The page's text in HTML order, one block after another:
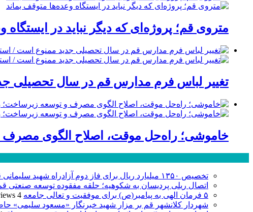
متروی قم؛ پروژه‌ای که دیگر نباید در ایستگاه
تغییر لباس فرم مدارس قم در سال تحصیلی
خاموشی؛ راه‌حل موقت، اصلاح الگوی مصرف
تخصیص ۱۳۵۰ میلیارد ریال برای فاز دوم آزادراه شهید سلیمانی قم
اتصال ریلی پردیسان به شکوهیه؛ حلقه مفقوده توسعه صنعتی
۵ فرمان الهی به پیامبر(ص) برای موفقیت و تعالی جامعه
4 views
شهردار کلانشهر قم بر مزار شهید خبرنگار «مسعود سلیمی»